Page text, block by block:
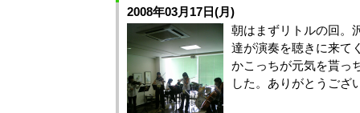
2008年03月17日(月)
朝はまずリトルの回。
達が演奏を聴きに来て
かこっちが元気を貰っ
した。ありがとうござ